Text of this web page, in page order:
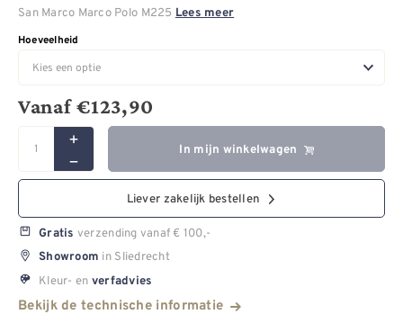
San Marco Marco Polo M225 Lees meer
Hoeveelheid
Vanaf€123,90
In mijn winkelwagen
Liever zakelijk bestellen
Gratis verzending vanaf € 100,-
Showroom in Sliedrecht
Kleur- en verfadvies
Bekijk de technische informatie